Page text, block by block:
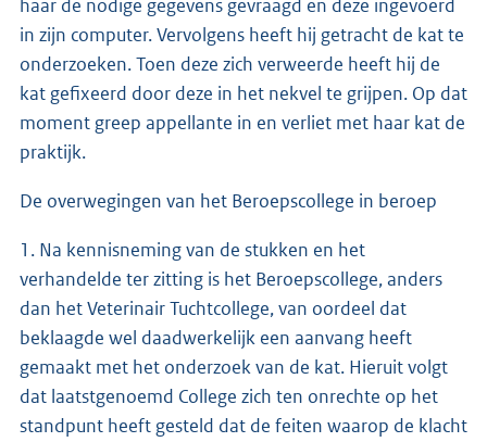
haar de nodige gegevens gevraagd en deze ingevoerd
in zijn computer. Vervolgens heeft hij getracht de kat te
onderzoeken. Toen deze zich verweerde heeft hij de
kat gefixeerd door deze in het nekvel te grijpen. Op dat
moment greep appellante in en verliet met haar kat de
praktijk.
De overwegingen van het Beroepscollege in beroep
1. Na kennisneming van de stukken en het
verhandelde ter zitting is het Beroepscollege, anders
dan het Veterinair Tuchtcollege, van oordeel dat
beklaagde wel daadwerkelijk een aanvang heeft
gemaakt met het onderzoek van de kat. Hieruit volgt
dat laatstgenoemd College zich ten onrechte op het
standpunt heeft gesteld dat de feiten waarop de klacht